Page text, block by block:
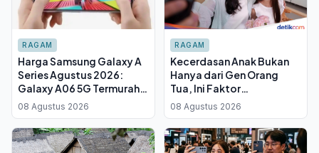
RAGAM
Harga Samsung Galaxy A
Series Agustus 2026:
Galaxy A06 5G Termurah,
A56 5G Paling Layak
Dibeli?
08 Agustus 2026
RAGAM
Kecerdasan Anak Bukan
Hanya dari Gen Orang
Tua, Ini Faktor
Terbesarnya
08 Agustus 2026